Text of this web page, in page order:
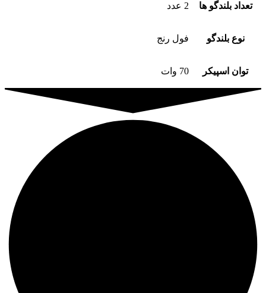
تعداد بلندگو ها 2 عدد
نوع بلندگو فول رنج
توان اسپیکر 70 وات